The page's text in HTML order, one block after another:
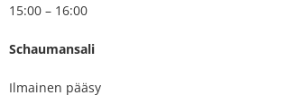
15:00 – 16:00
Schaumansali
Ilmainen pääsy